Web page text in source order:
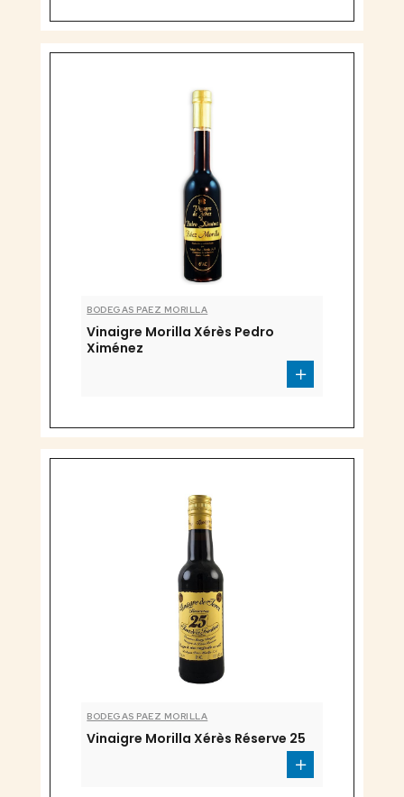
BODEGAS PAEZ MORILLA
Vinaigre Morilla Xérès Pedro
Ximénez
BODEGAS PAEZ MORILLA
Vinaigre Morilla Xérès Réserve 25